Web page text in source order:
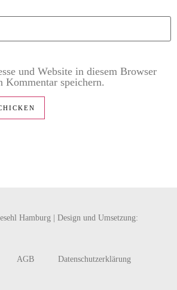
und Website in diesem Browser
Kommentar speichern.
Hamburg | Design und Umsetzung:
AGB Datenschutzerklärung